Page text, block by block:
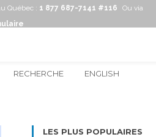
Québec : 1 877 687-7141 #116
Ou via
RECHERCHE ENGLISH
LES PLUS POPULAIRES